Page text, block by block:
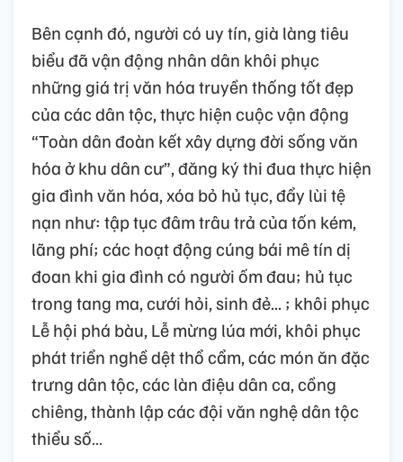
Bên cạnh đó, người có uy tín, già làng tiêu
biểu đã vận động nhân dân khôi phục
những giá trị văn hóa truyền thống tốt đẹp
của các dân tộc, thực hiện cuộc vận động
“Toàn dân đoàn kết xây dựng đời sống văn
hóa ở khu dân cư”, đăng ký thi đua thực hiện
gia đình văn hóa, xóa bỏ hủ tục, đẩy lùi tệ
nạn như: tập tục đâm trâu trả của tốn kém,
lãng phí; các hoạt động cúng bái mê tín dị
đoan khi gia đình có người ốm đau; hủ tục
trong tang ma, cưới hỏi, sinh đẻ... ; khôi phục
Lễ hội phá bàu, Lễ mừng lúa mới, khôi phục
phát triển nghề dệt thổ cẩm, các món ăn đặc
trưng dân tộc, các làn điệu dân ca, cồng
chiêng, thành lập các đội văn nghệ dân tộc
thiểu số…